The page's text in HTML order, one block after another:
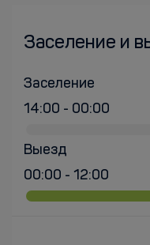
Заселение и
Заселение
14:00 - 00:00
Выезд
00:00 - 12:00